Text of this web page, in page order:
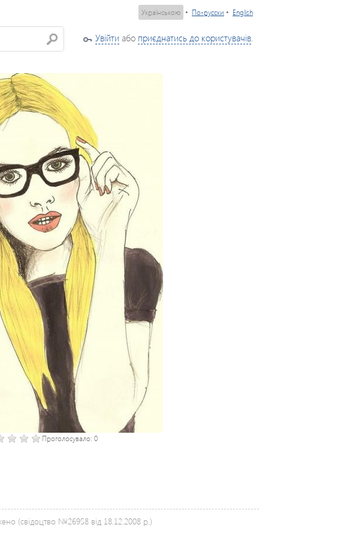
Українською • По-русски • English
Увійти або приєднатись до користувачів.
Проголосувало: 0
(свідоцтво №26958 від 18.12.2008 р.)